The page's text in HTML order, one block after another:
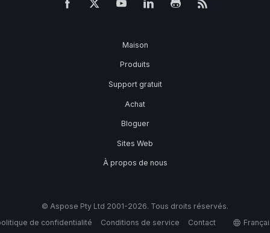
Maison
Produits
Support gratuit
Achat
Bloguer
Sites Web
À propos de nous
© Aspose Pty Ltd 2001-2026. Tous droits réservés.
de confidentialité
Conditions de service Contact